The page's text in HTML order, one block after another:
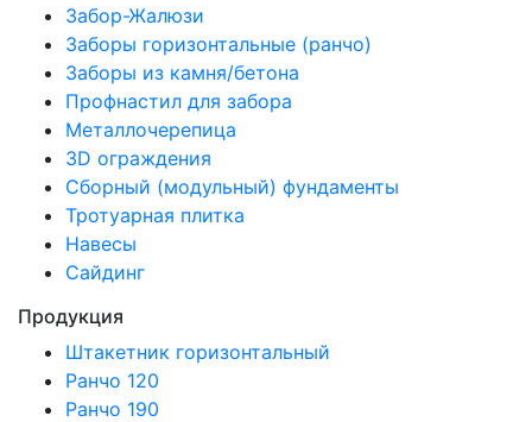
Забор-Жалюзи
Заборы горизонтальные (ранчо)
Заборы из камня/бетона
Профнастил для забора
Металлочерепица
3D ограждения
Сборный (модульный) фундаменты
Тротуарная плитка
Навесы
Сайдинг
Продукция
Штакетник горизонтальный
Ранчо 120
Ранчо 190